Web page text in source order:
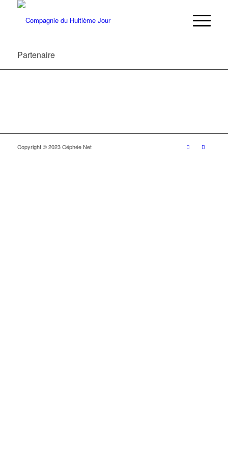
Partenaire
Copyright © 2023 Céphée Net